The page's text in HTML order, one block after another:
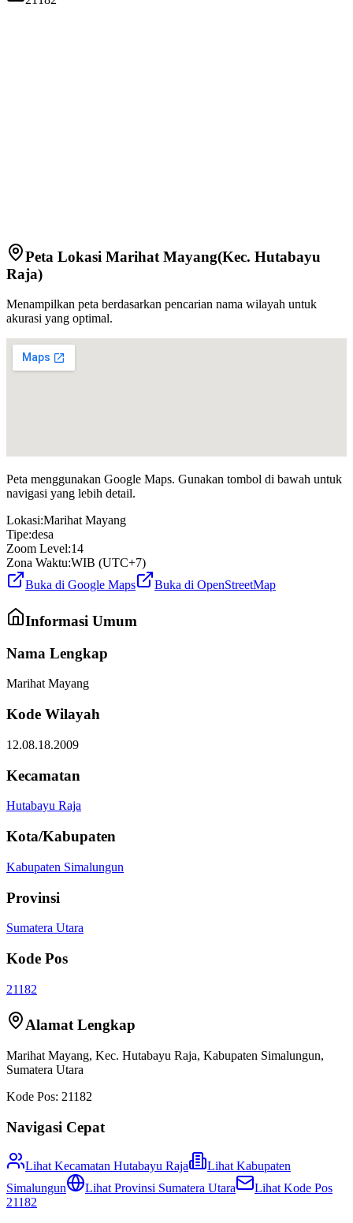
Peta Lokasi Marihat Mayang(Kec. Hutabayu
Raja)
Menampilkan peta berdasarkan pencarian nama wilayah untuk
akurasi yang optimal.
Peta menggunakan Google Maps. Gunakan tombol di bawah untuk
navigasi yang lebih detail.
Lokasi:Marihat Mayang
Tipe:desa
Zoom Level:14
Zona Waktu:WIB (UTC+7)
Buka di Google Maps
Buka di OpenStreetMap
Informasi Umum
Nama Lengkap
Marihat Mayang
Kode Wilayah
12.08.18.2009
Kecamatan
Hutabayu Raja
Kota/Kabupaten
Kabupaten Simalungun
Provinsi
Sumatera Utara
Kode Pos
21182
Alamat Lengkap
Marihat Mayang, Kec. Hutabayu Raja, Kabupaten Simalungun,
Sumatera Utara
Kode Pos: 21182
Navigasi Cepat
Lihat Kecamatan Hutabayu Raja Lihat Kabupaten
Simalungun
Lihat Provinsi Sumatera Utara
Lihat Kode Pos
21182